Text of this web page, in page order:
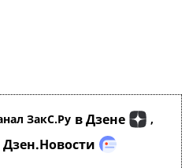
ЗакС.Ру в Дзене ,
Дзен.Новости